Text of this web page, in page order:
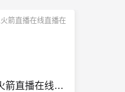
湖人火箭直播在线直播在哪看